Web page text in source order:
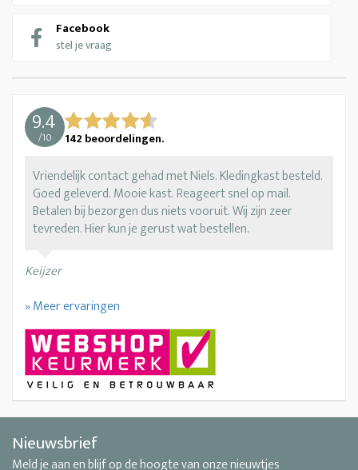
Facebook
stel je vraag
9.4
/10 142 beoordelingen.
Vriendelijk contact gehad met Niels. Kledingkast besteld.
Goed geleverd. Mooie kast. Reageert snel op mail.
Betalen bij bezorgen dus niets vooruit. Wij zijn zeer
tevreden. Hier kun je gerust wat bestellen.
Keijzer
» Meer ervaringen
Nieuwsbrief
Meld je aan en blijf op de hoogte van onze nieuwtjes